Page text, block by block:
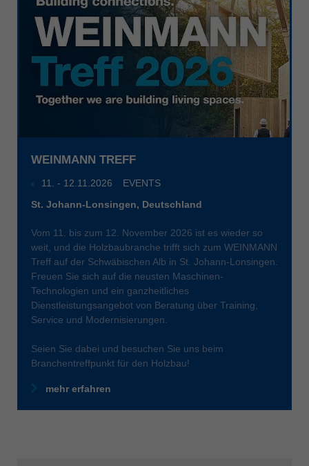
WEINMANN TREFF
11 . - 12.11.2026
EVENTS
St. Johann-Lonsingen, Deutschland
Vom 11. bis zum 12. November 2026 ist es wieder so
weit, und die Holzbaubranche trifft sich zum WEINMANN
Treff auf der Schwäbischen Alb in St. Johann-Lonsingen.
Freuen Sie sich auf die neusten Maschinen-
Technologien und ein ganzheitliches
Dienstleistungsangebot von Beratung über Training,
Service und Modernisierungen.
Seien Sie dabei und besuchen Sie uns beim
Branchentreffpunkt für den Holzbau!
mehr erfahren